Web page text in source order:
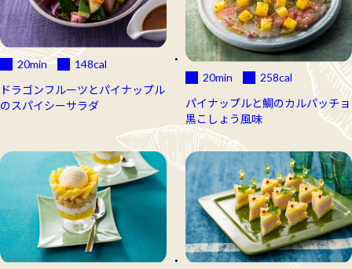
20min 148cal
ドラゴンフルーツとパイナップル
のスパイシーサラダ
20min 258cal
パイナップルと鯛のカルパッチョ
黒こしょう風味